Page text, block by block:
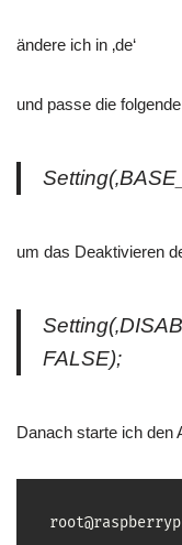
ändere ich in ‚de‘
und passe die
um das Deaktivieren
FALSE);
Danach starte ich den